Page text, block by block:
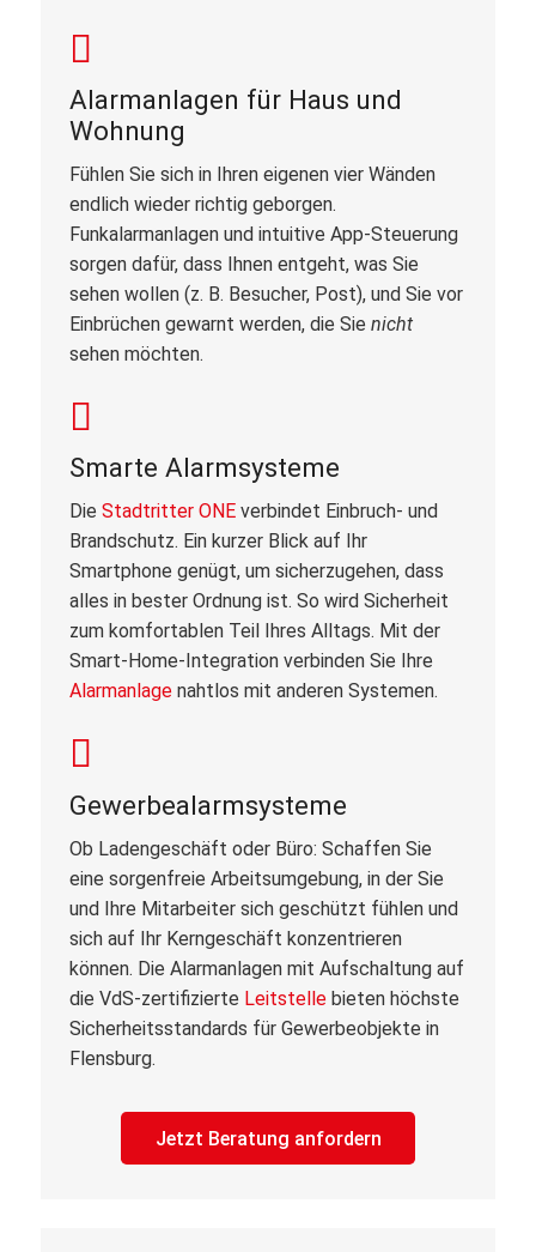
Alarmanlagen für Haus und
Wohnung
Fühlen Sie sich in Ihren eigenen vier Wänden
endlich wieder richtig geborgen.
Funkalarmanlagen und intuitive App-Steuerung
sorgen dafür, dass Ihnen entgeht, was Sie
sehen wollen (z. B. Besucher, Post), und Sie vor
Einbrüchen gewarnt werden, die Sie nicht
sehen möchten.
Smarte Alarmsysteme
Die Stadtritter ONE verbindet Einbruch- und
Brandschutz. Ein kurzer Blick auf Ihr
Smartphone genügt, um sicherzugehen, dass
alles in bester Ordnung ist. So wird Sicherheit
zum komfortablen Teil Ihres Alltags. Mit der
Smart-Home-Integration verbinden Sie Ihre
Alarmanlage nahtlos mit anderen Systemen.
Gewerbealarmsysteme
Ob Ladengeschäft oder Büro: Schaffen Sie
eine sorgenfreie Arbeitsumgebung, in der Sie
und Ihre Mitarbeiter sich geschützt fühlen und
sich auf Ihr Kerngeschäft konzentrieren
können. Die Alarmanlagen mit Aufschaltung auf
die VdS-zertifizierte Leitstelle bieten höchste
Sicherheitsstandards für Gewerbeobjekte in
Flensburg.
Jetzt Beratung anfordern